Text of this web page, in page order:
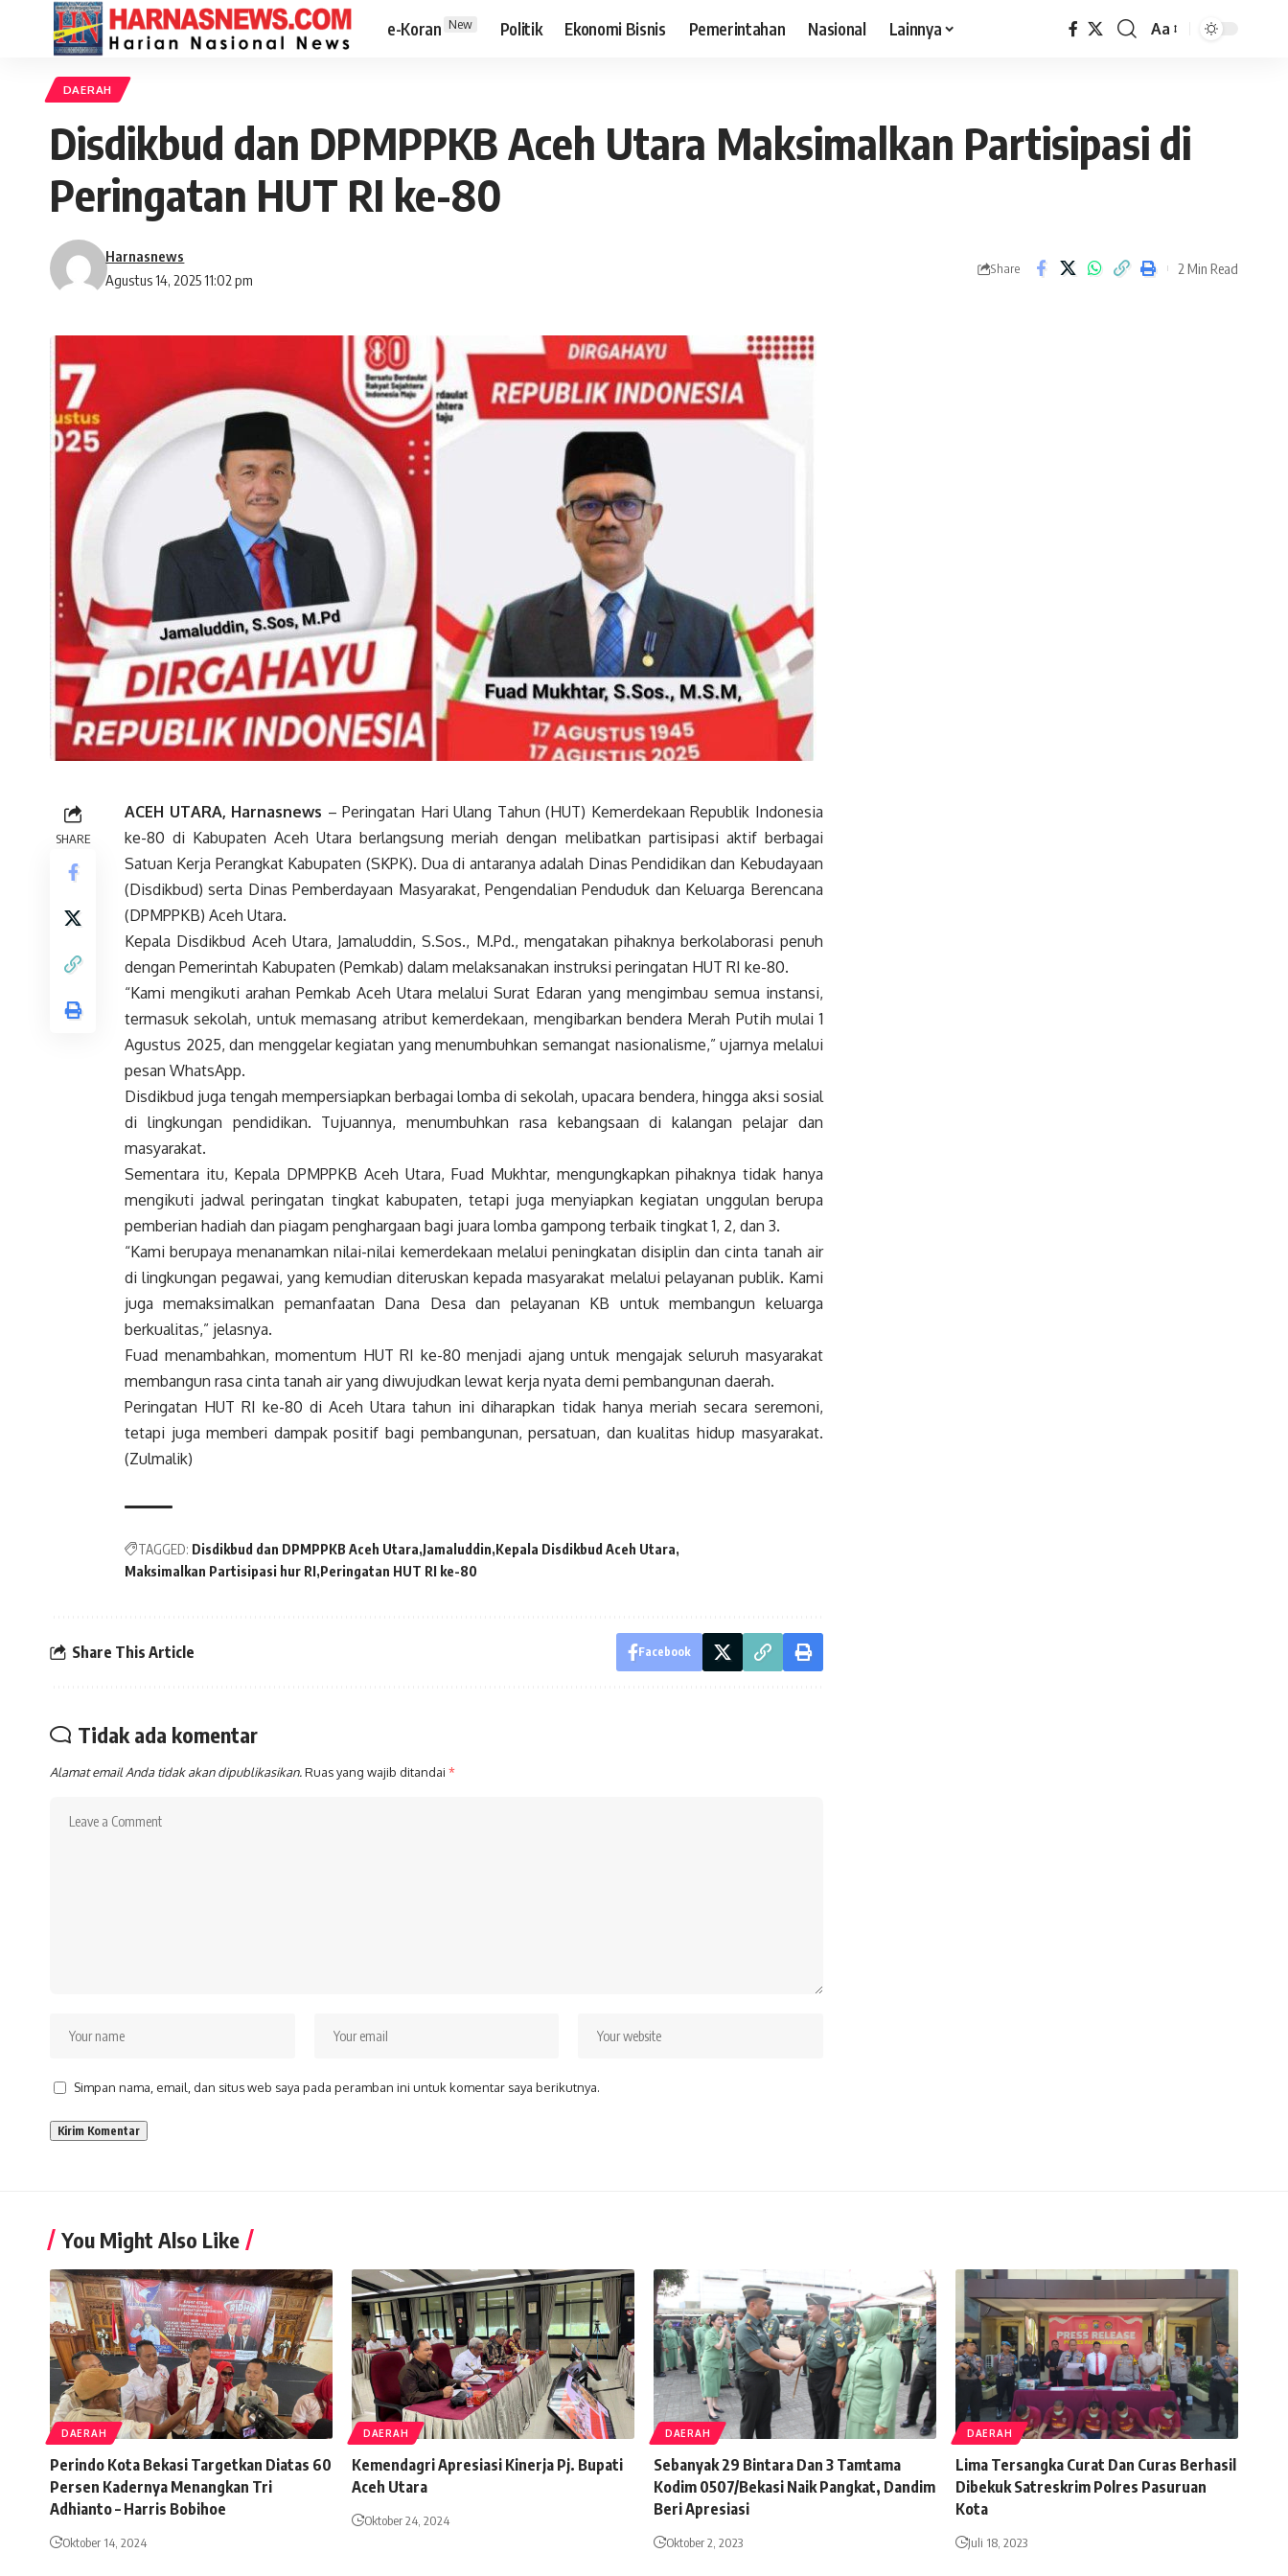
e-Koran New Politik Ekonomi Bisnis Pemerintahan Nasional Lainnya Aa
DAERAH
Disdikbud dan DPMPPKB Aceh Utara Maksimalkan Partisipasi di
Peringatan HUT RI ke-80
Agustus 14, 2025 11:02 pm
Harnasnews
Share 2 Min Read
SHARE
ACEH UTARA, Harnasnews – Peringatan Hari Ulang Tahun (HUT) Kemerdekaan Republik Indonesia
ke-80 di Kabupaten Aceh Utara berlangsung meriah dengan melibatkan partisipasi aktif berbagai
Satuan Kerja Perangkat Kabupaten (SKPK). Dua di antaranya adalah Dinas Pendidikan dan Kebudayaan
(Disdikbud) serta Dinas Pemberdayaan Masyarakat, Pengendalian Penduduk dan Keluarga Berencana
(DPMPPKB) Aceh Utara.
Kepala Disdikbud Aceh Utara, Jamaluddin, S.Sos., M.Pd., mengatakan pihaknya berkolaborasi penuh
dengan Pemerintah Kabupaten (Pemkab) dalam melaksanakan instruksi peringatan HUT RI ke-80.
“Kami mengikuti arahan Pemkab Aceh Utara melalui Surat Edaran yang mengimbau semua instansi,
termasuk sekolah, untuk memasang atribut kemerdekaan, mengibarkan bendera Merah Putih mulai 1
Agustus 2025, dan menggelar kegiatan yang menumbuhkan semangat nasionalisme,” ujarnya melalui
pesan WhatsApp.
Disdikbud juga tengah mempersiapkan berbagai lomba di sekolah, upacara bendera, hingga aksi sosial
di lingkungan pendidikan. Tujuannya, menumbuhkan rasa kebangsaan di kalangan pelajar dan
masyarakat.
Sementara itu, Kepala DPMPPKB Aceh Utara, Fuad Mukhtar, mengungkapkan pihaknya tidak hanya
mengikuti jadwal peringatan tingkat kabupaten, tetapi juga menyiapkan kegiatan unggulan berupa
pemberian hadiah dan piagam penghargaan bagi juara lomba gampong terbaik tingkat 1, 2, dan 3.
“Kami berupaya menanamkan nilai-nilai kemerdekaan melalui peningkatan disiplin dan cinta tanah air
di lingkungan pegawai, yang kemudian diteruskan kepada masyarakat melalui pelayanan publik. Kami
juga memaksimalkan pemanfaatan Dana Desa dan pelayanan KB untuk membangun keluarga
berkualitas,” jelasnya.
Fuad menambahkan, momentum HUT RI ke-80 menjadi ajang untuk mengajak seluruh masyarakat
membangun rasa cinta tanah air yang diwujudkan lewat kerja nyata demi pembangunan daerah.
Peringatan HUT RI ke-80 di Aceh Utara tahun ini diharapkan tidak hanya meriah secara seremoni,
tetapi juga memberi dampak positif bagi pembangunan, persatuan, dan kualitas hidup masyarakat.
(Zulmalik)
TAGGED: Disdikbud dan DPMPPKB Aceh Utara Jamaluddin Kepala Disdikbud Aceh Utara
Maksimalkan Partisipasi hur RI Peringatan HUT RI ke-80
Share This Article Facebook
Tidak ada komentar
Alamat email Anda tidak akan dipublikasikan.Ruas yang wajib ditandai *
Simpan nama, email, dan situs web saya pada peramban ini untuk komentar saya berikutnya.
You Might Also Like
DAERAH
Perindo Kota Bekasi Targetkan Diatas 60
Persen Kadernya Menangkan Tri
Adhianto – Harris Bobihoe
Oktober 14, 2024
DAERAH
Kemendagri Apresiasi Kinerja Pj. Bupati
Aceh Utara
Oktober 24, 2024
DAERAH
Sebanyak 29 Bintara Dan 3 Tamtama
Kodim 0507/Bekasi Naik Pangkat, Dandim
Beri Apresiasi
Oktober 2, 2023
DAERAH
Lima Tersangka Curat Dan Curas Berhasil
Dibekuk Satreskrim Polres Pasuruan
Kota
Juli 18, 2023